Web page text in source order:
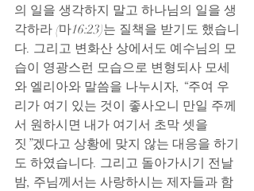
의 일을 생각하지 말고 하나님의 일을 생
각하라 (마16:23)는 질책을 받기도 했습니
다. 그리고 변화산 상에서도 예수님의 모
습이 영광스런 모습으로 변형되사 모세
와 엘리아와 말씀을 나누시자, “주여 우
리가 여기 있는 것이 좋사오니 만일 주께
서 원하시면 내가 여기서 초막 셋을
짓”겠다고 상황에 맞지 않는 대응을 하기
도 하였습니다. 그리고 돌아가시기 전날
밤, 주님께서는 사랑하시는 제자들과 함